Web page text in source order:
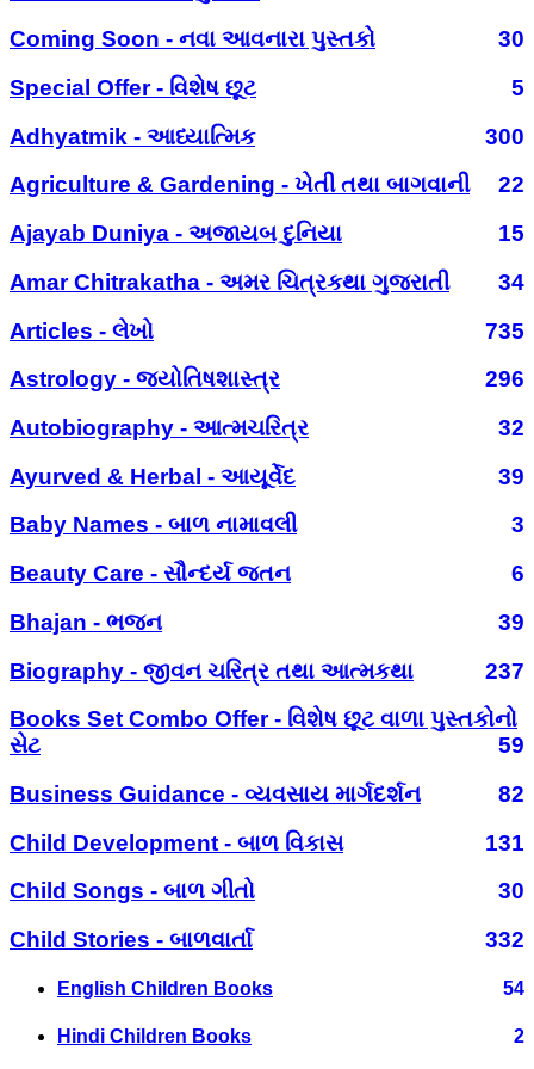
Coming Soon - નવા આવનારા પુસ્તકો
30
Special Offer - વિશેષ છૂટ
5
Adhyatmik - આધ્યાત્મિક
300
Agriculture & Gardening - ખેતી તથા બાગવાની
22
Ajayab Duniya - અજાયબ દુનિયા
15
Amar Chitrakatha - અમર ચિત્રકથા ગુજરાતી
34
Articles - લેખો
735
Astrology - જ્યોતિષશાસ્ત્ર
296
Autobiography - આત્મચરિત્ર
32
Ayurved & Herbal - આયૂર્વેદ
39
Baby Names - બાળ નામાવલી
3
Beauty Care - સૌન્દર્ય જતન
6
Bhajan - ભજન
39
Biography - જીવન ચરિત્ર તથા આત્મકથા
237
Books Set Combo Offer - વિશેષ છૂટ વાળા પુસ્તકોનો
સેટ
59
Business Guidance - વ્યવસાય માર્ગદર્શન
82
Child Development - બાળ વિકાસ
131
Child Songs - બાળ ગીતો
30
Child Stories - બાળવાર્તા
332
English Children Books 54
Hindi Children Books 2